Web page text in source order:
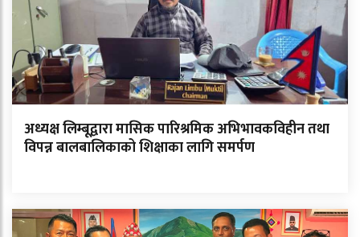
अध्यक्ष लिम्बूद्वारा मासिक पारिश्रमिक अभिभावकविहीन तथा
विपन्न बालबालिकाको शिक्षाका लागि समर्पण